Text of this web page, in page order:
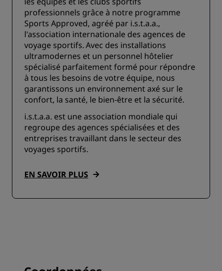
professionnels grâce à notre programme
Sports Approved, agréé par i.s.t.a.a.,
l'association internationale des agences de
voyage sportifs. Avec des installations
ultramodernes et un personnel hôtelier
spécialisé parfaitement formé pour répondre
à tous les besoins de votre équipe, nous
garantissons un environnement axé sur le
confort, la santé, le bien-être et la sécurité.
i.s.t.a.a. est une association mondiale qui
regroupe des agences spécialisées et des
entreprises travaillant dans le secteur des
voyages sportifs.
EN SAVOIR PLUS